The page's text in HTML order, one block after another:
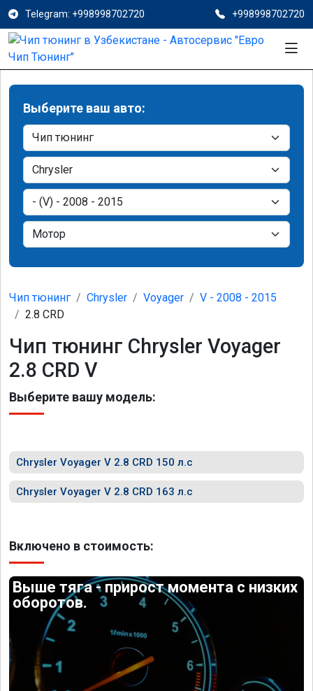
Telegram: +998998702720 +998998702720
Выберите ваш авто:
Чип тюнинг Chrysler Voyager
V - 2008 - 2015
2.8 CRD
Чип тюнинг Chrysler Voyager
2.8 CRD V
Выберите вашу модель:
Chrysler Voyager V 2.8 CRD 150 л.с
Chrysler Voyager V 2.8 CRD 163 л.с
Включено в стоимость:
Выше тяга - прирост момента с низких
оборотов.